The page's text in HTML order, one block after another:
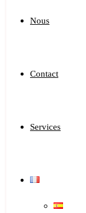
Nous
Contact
Services